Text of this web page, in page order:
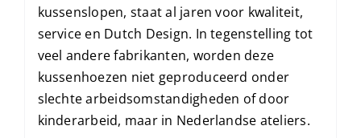
kussenslopen, staat al jaren voor kwaliteit,
service en Dutch Design. In tegenstelling tot
veel andere fabrikanten, worden deze
kussenhoezen niet geproduceerd onder
slechte arbeidsomstandigheden of door
kinderarbeid, maar in Nederlandse ateliers.